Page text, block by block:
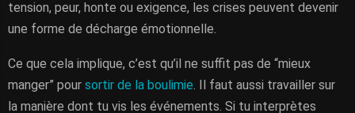
tension, peur, honte ou exigence, les crises peuvent devenir
une forme de décharge émotionnelle.
Ce que cela implique, c’est qu’il ne suffit pas de “mieux
manger” pour sortir de la boulimie. Il faut aussi travailler sur
la manière dont tu vis les événements. Si tu interprètes